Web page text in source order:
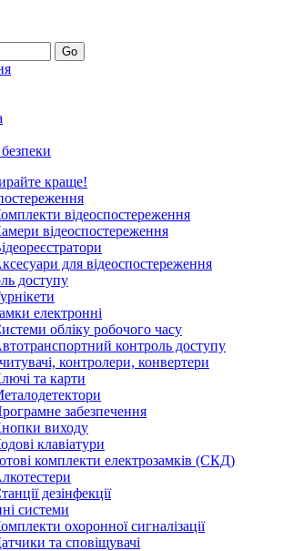
Go
краще!
відеоспостереження
відеоспостереження
для відеоспостереження
доступу
електронні
обліку робочого часу
контроль доступу
контролери, конвертери
та карти
забезпечення
виходу
клавіатури
комплекти електрозамків (СКД)
дезінфекції
системи
охоронної сигналізації
та сповіщувачі